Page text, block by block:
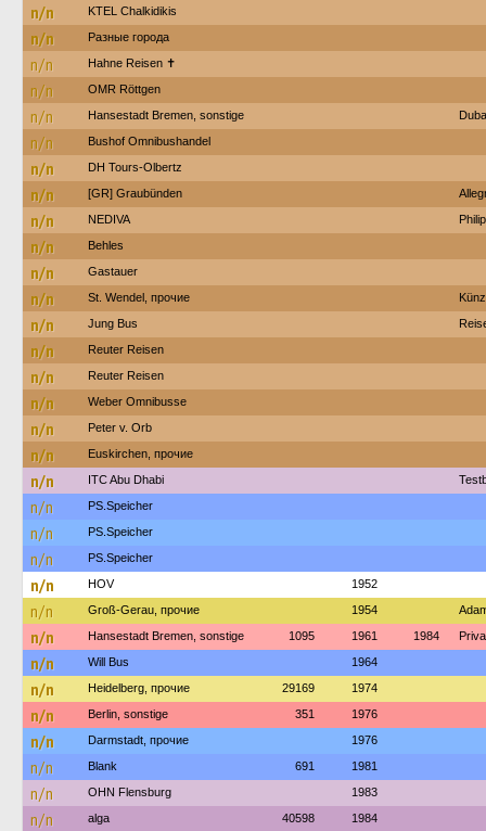
n/n ΚΤΕL Chalkidikis
n/n Разные города
n/n Hahne Reisen ✝︎
n/n OMR Röttgen
n/n Hansestadt Bremen, sonstige
n/n Bushof Omnibushandel
n/n DH Tours-Olbertz
n/n [GR] Graubünden
n/n NEDIVA
n/n Behles
n/n Gastauer
n/n St. Wendel, прочие
n/n Jung Bus
n/n Reuter Reisen
n/n Reuter Reisen
n/n Weber Omnibusse
n/n Peter v. Orb
n/n Euskirchen, прочие
n/n ITC Abu Dhabi
n/n PS.Speicher
n/n PS.Speicher
n/n PS.Speicher
n/n HOV 1952
n/n Groß-Gerau, прочие 1954
n/n Hansestadt Bremen, sonstige 1095 1961 1984
n/n Will Bus 1964
n/n Heidelberg, прочие 29169 1974
n/n Berlin, sonstige 351 1976
n/n Darmstadt, прочие 1976
n/n Blank 691 1981
n/n OHN Flensburg 1983
n/n alga 40598 1984